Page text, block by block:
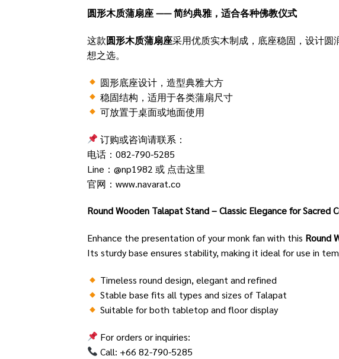
圆形木质蒲扇座 —— 简约典雅，适合各种佛教仪式
这款圆形木质蒲扇座采用优质实木制成，底座稳固，设计
想之选。
圆形底座设计，造型典雅大方
稳固结构，适用于各类蒲扇尺寸
可放置于桌面或地面使用
订购或咨询请联系：
电话：082-790-5285
Line：@np1982 或 点击这里
官网： www.navarat.co
Round Wooden Talapat Stand – Classic Elegance for Sacred
Enhance the presentation of your monk fan with this Round
Its sturdy base ensures stability, making it ideal for use in
Timeless round design, elegant and refined
Stable base fits all types and sizes of Talapat
Suitable for both tabletop and floor display
For orders or inquiries:
Call: +66 82-790-5285